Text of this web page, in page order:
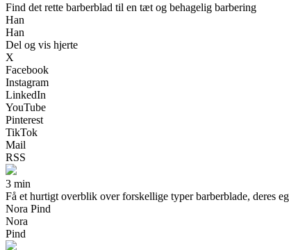
Find det rette barberblad til en tæt og behagelig barbering
Han
Han
Del og vis hjerte
X
Facebook
Instagram
LinkedIn
YouTube
Pinterest
TikTok
Mail
RSS
3 min
Få et hurtigt overblik over forskellige typer barberblade, deres
Nora Pind
Nora
Pind